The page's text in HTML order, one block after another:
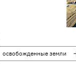
освобожденные земли